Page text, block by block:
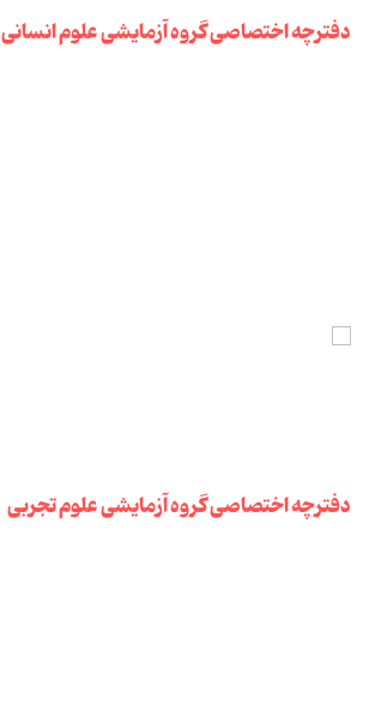
دفترچه اختصاصی گروه آزمایشی علوم انسانی
دفترچه اختصاصی گروه آزمایشی علوم تجربی